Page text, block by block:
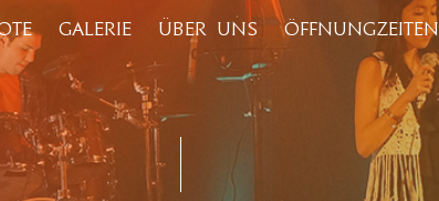
GALERIE ÜBER UNS ÖFFNUNGZEITEN